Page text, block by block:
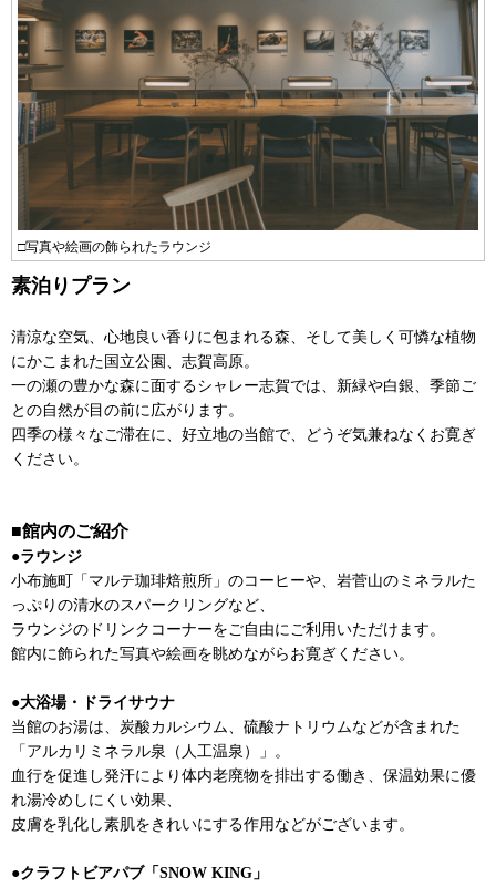
□写真や絵画の飾られたラウンジ
素泊りプラン
清涼な空気、心地良い香りに包まれる森、そして美しく可憐な植物
にかこまれた国立公園、志賀高原。
一の瀬の豊かな森に面するシャレー志賀では、新緑や白銀、季節ご
との自然が目の前に広がります。
四季の様々なご滞在に、好立地の当館で、どうぞ気兼ねなくお寛ぎ
ください。
■館内のご紹介
●ラウンジ
小布施町「マルテ珈琲焙煎所」のコーヒーや、岩菅山のミネラルた
っぷりの清水のスパークリングなど、
ラウンジのドリンクコーナーをご自由にご利用いただけます。
館内に飾られた写真や絵画を眺めながらお寛ぎください。
●大浴場・ドライサウナ
当館のお湯は、炭酸カルシウム、硫酸ナトリウムなどが含まれた
「アルカリミネラル泉（人工温泉）」。
血行を促進し発汗により体内老廃物を排出する働き、保温効果に優
れ湯冷めしにくい効果、
皮膚を乳化し素肌をきれいにする作用などがございます。
●クラフトビアパブ「SNOW KING」